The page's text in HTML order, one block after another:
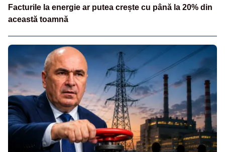
Facturile la energie ar putea crește cu până la 20% din
această toamnă